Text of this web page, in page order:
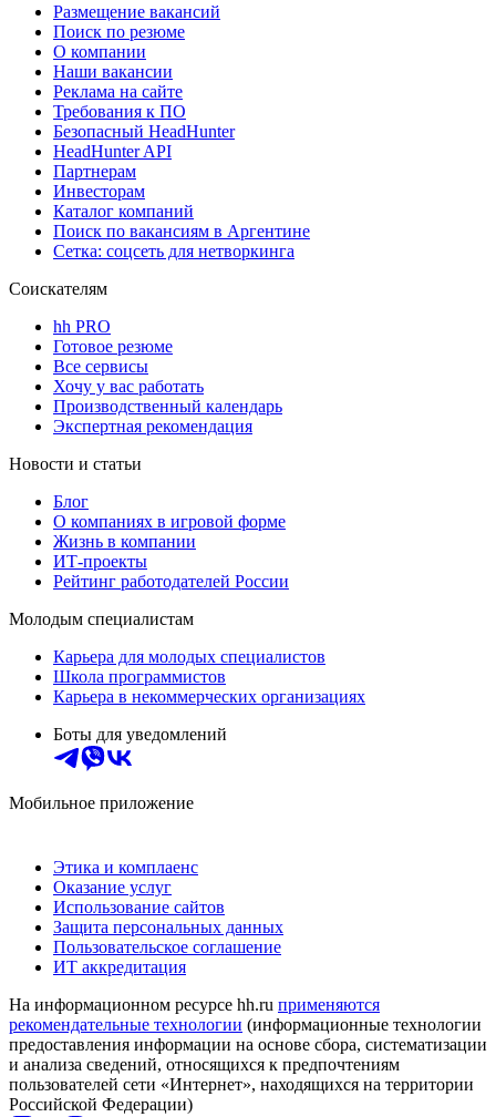
Размещение вакансий
Поиск по резюме
О компании
Наши вакансии
Реклама на сайте
Требования к ПО
Безопасный HeadHunter
HeadHunter API
Партнерам
Инвесторам
Каталог компаний
Поиск по вакансиям в Аргентине
Сетка: соцсеть для нетворкинга
Соискателям
hh PRO
Готовое резюме
Все сервисы
Хочу у вас работать
Производственный календарь
Экспертная рекомендация
Новости и статьи
Блог
О компаниях в игровой форме
Жизнь в компании
ИТ-проекты
Рейтинг работодателей России
Молодым специалистам
Карьера для молодых специалистов
Школа программистов
Карьера в некоммерческих организациях
Боты для уведомлений
Мобильное приложение
Этика и комплаенс
Оказание услуг
Использование сайтов
Защита персональных данных
Пользовательское соглашение
ИТ аккредитация
На информационном ресурсе hh.ru применяются
рекомендательные технологии (информационные технологии
предоставления информации на основе сбора, систематизации
и анализа сведений, относящихся к предпочтениям
пользователей сети «Интернет», находящихся на территории
Российской Федерации)